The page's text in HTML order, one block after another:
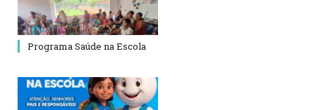
Programa Saúde na Escola